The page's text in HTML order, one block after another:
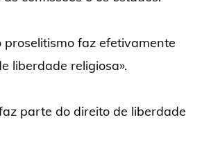
proselitismo faz efetivamente
liberdade religiosa».
parte do direito de liberdade